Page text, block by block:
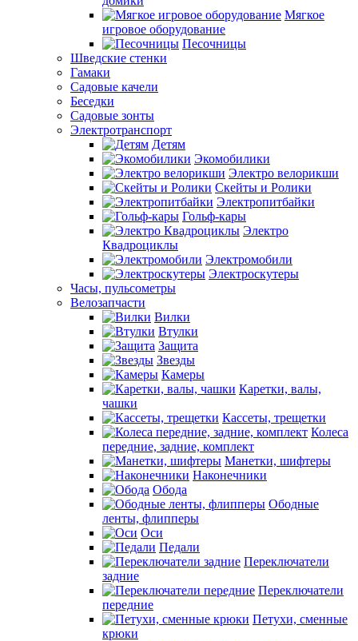
Мягкое
игровое оборудование
Песочницы
Шведские стенки
Гамаки
Садовые качели
Беседки
Садовые зонты
Электротранспорт
Детям
Экомобилики
Электро велорикши
Скейты и Ролики
Электропитбайки
Гольф-кары
Электро
Квадроциклы
Электромобили
Электроскутеры
Часы, пульсометры
Велозапчасти
Вилки
Втулки
Защита
Звезды
Камеры
Каретки, валы,
чашки
Кассеты, трещетки
Колеса
передние, задние, комплект
Манетки, шифтеры
Наконечники
Обода
Ободные
ленты, флипперы
Оси
Педали
Переключатели
задние
Переключатели
передние
Петухи, сменные
крюки